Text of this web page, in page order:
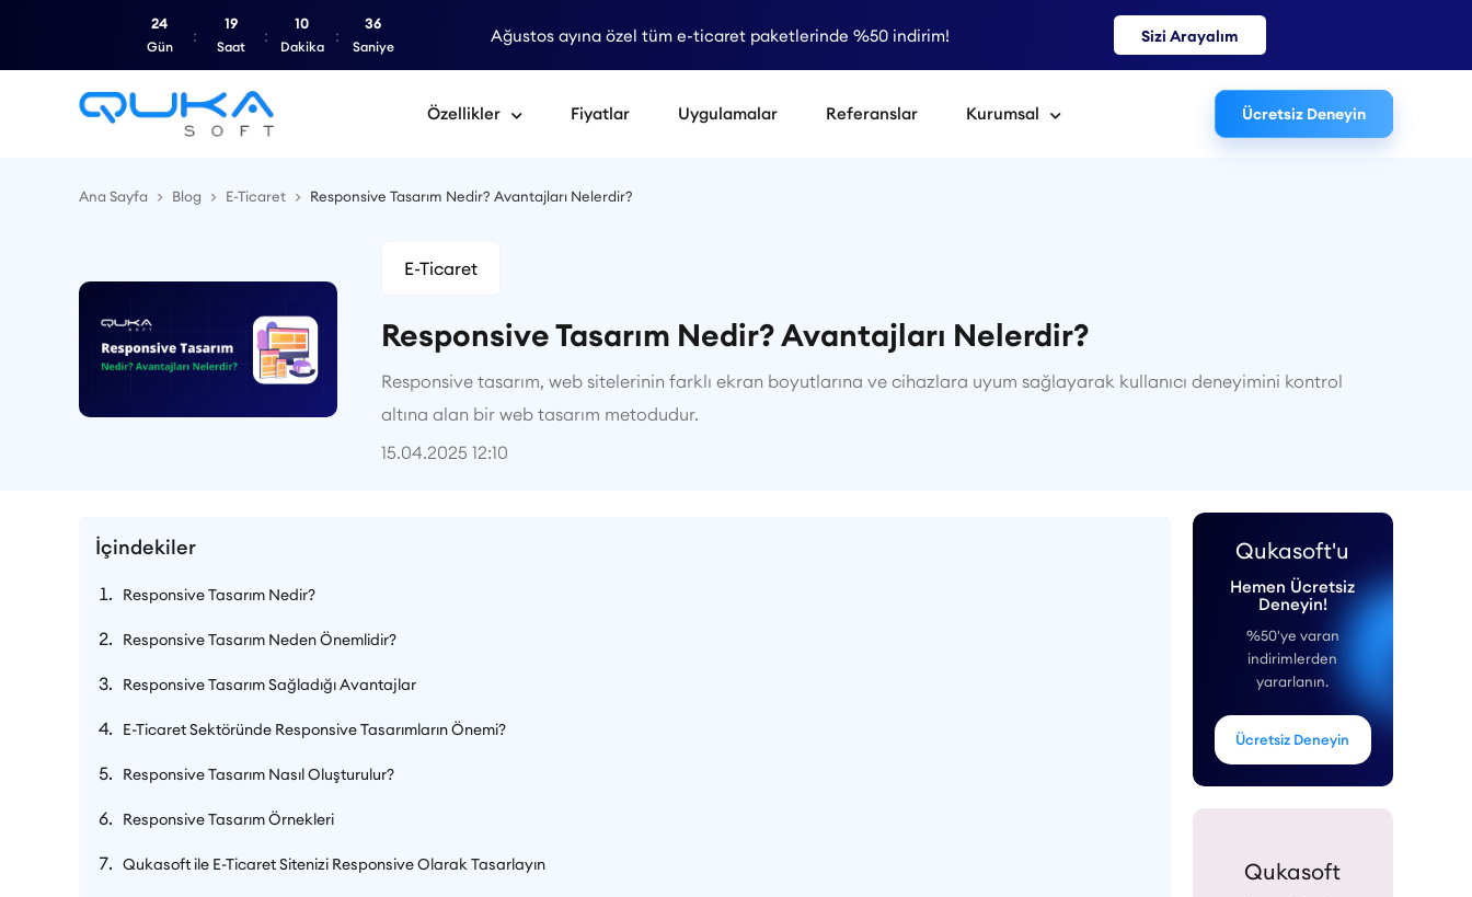
Ağustos ayına özel tüm e-ticaret paketlerinde %50 indirim! Sizi Arayalım
24
Gün
19
Saat
10
Dakika
35
Saniye
Özellikler Fiyatlar Uygulamalar Referanslar Kurumsal Ücretsiz Deneyin
Ana Sayfa Blog E-Ticaret Responsive Tasarım Nedir? Avantajları Nelerdir?
E-Ticaret
Responsive Tasarım Nedir? Avantajları Nelerdir?
Responsive tasarım, web sitelerinin farklı ekran boyutlarına ve cihazlara uyum sağlayarak kullanıcı deneyimini kontrol
altına alan bir web tasarım metodudur.
15.04.2025 12:10
İçindekiler
Responsive Tasarım Nedir?
Responsive Tasarım Neden Önemlidir?
Responsive Tasarım Sağladığı Avantajlar
E-Ticaret Sektöründe Responsive Tasarımların Önemi?
Responsive Tasarım Nasıl Oluşturulur?
Responsive Tasarım Örnekleri
Qukasoft ile E-Ticaret Sitenizi Responsive Olarak Tasarlayın
Qukasoft'u
Hemen Ücretsiz
Deneyin!
%50'ye varan
indirimlerden
yararlanın.
Ücretsiz Deneyin
Qukasoft